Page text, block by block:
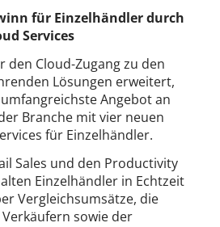
für Einzelhändler durch
Services
den Cloud-Zugang zu den
Lösungen erweitert,
Angebot an
Branche mit vier neuen
für Einzelhändler.
Sales und den Productivity
Einzelhändler in Echtzeit
Vergleichsumsätze, die
sowie der